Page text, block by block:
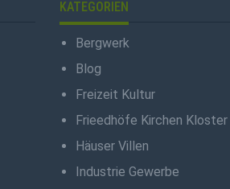
KATEGORIEN
Bergwerk
Blog
Freizeit Kultur
Frieedhöfe Kirchen Kloster
Häuser Villen
Industrie Gewerbe